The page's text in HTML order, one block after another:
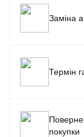
Заміна
Термін
покупки